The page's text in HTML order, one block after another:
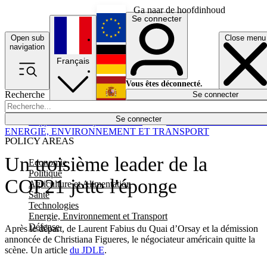
Ga naar de hoofdinhoud
Open sub
navigation
Close menu
Recherche
Se connecter
POLICY AREAS
Economie
Politique
Agriculture et Alimentation
Santé
Technologies
Energie, Environnement et Transport
Défense
Économie
Français
English
Deutsch
Español
Se connecter
Vous êtes déconnecté.
Se connecter
Un troisième leader de la
COP21 jette l'éponge
Après le départ, de Laurent Fabius du Quai d’Orsay et la démission
annoncée de Christiana Figueres, le négociateur américain quitte la
scène. Un article du JDLE.
ENERGIE, ENVIRONNEMENT ET TRANSPORT